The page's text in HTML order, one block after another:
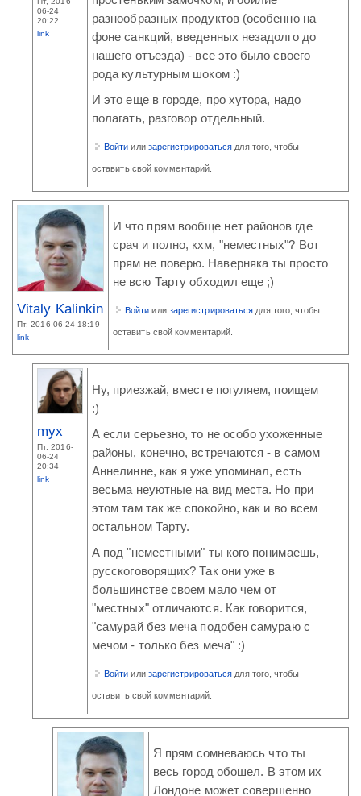
06-24
20:22
link
разнообразных продуктов (особенно на
фоне санкций, введенных незадолго до
нашего отъезда) - все это было своего
рода культурным шоком :)
И это еще в городе, про хутора, надо
полагать, разговор отдельный.
Войти или зарегистрироваться для того, чтобы
оставить свой комментарий.
Vitaly Kalinkin
Пт, 2016-06-24 18:19
link
И что прям вообще нет районов где
срач и полно, кхм, "неместных"? Вот
прям не поверю. Наверняка ты просто
не всю Тарту обходил еще ;)
Войти или зарегистрироваться для того, чтобы
оставить свой комментарий.
myx
Пт, 2016-
06-24
20:34
link
Ну, приезжай, вместе погуляем, поищем
:)
А если серьезно, то не особо ухоженные
районы, конечно, встречаются - в самом
Аннелинне, как я уже упоминал, есть
весьма неуютные на вид места. Но при
этом там так же спокойно, как и во всем
остальном Тарту.
А под "неместными" ты кого понимаешь,
русскоговорящих? Так они уже в
большинстве своем мало чем от
"местных" отличаются. Как говорится,
"самурай без меча подобен самураю с
мечом - только без меча" :)
Войти или зарегистрироваться для того, чтобы
оставить свой комментарий.
Я прям сомневаюсь что ты
весь город обошел. В этом их
Лондоне может совершенно